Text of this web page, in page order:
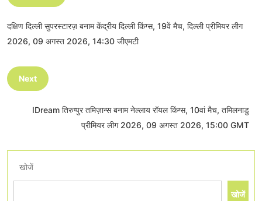
दक्षिण दिल्ली सुपरस्टारज़ बनाम केंद्रीय दिल्ली किंग्स, 19वें मैच, दिल्ली प्रीमियर लीग
2026, 09 अगस्त 2026, 14:30 जीएमटी
Next
IDream तिरुप्पुर तमिज़ान्स बनाम नेल्लाय रॉयल किंग्स, 10वां मैच, तमिलनाडु
प्रीमियर लीग 2026, 09 अगस्त 2026, 15:00 GMT
खोजें
खोजें